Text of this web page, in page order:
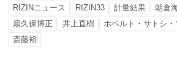
RIZINニュース RIZIN33 計量結果 朝倉
扇久保博正
井上直樹 ホベルト・サトシ・
斎藤裕